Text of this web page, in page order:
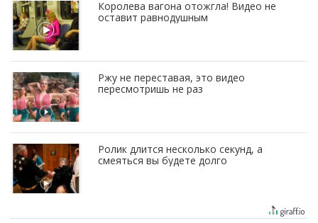
Королева вагона отожгла! Видео не
оставит равнодушным
Ржу не переставая, это видео
пересмотришь не раз
Ролик длится несколько секунд, а
смеяться вы будете долго